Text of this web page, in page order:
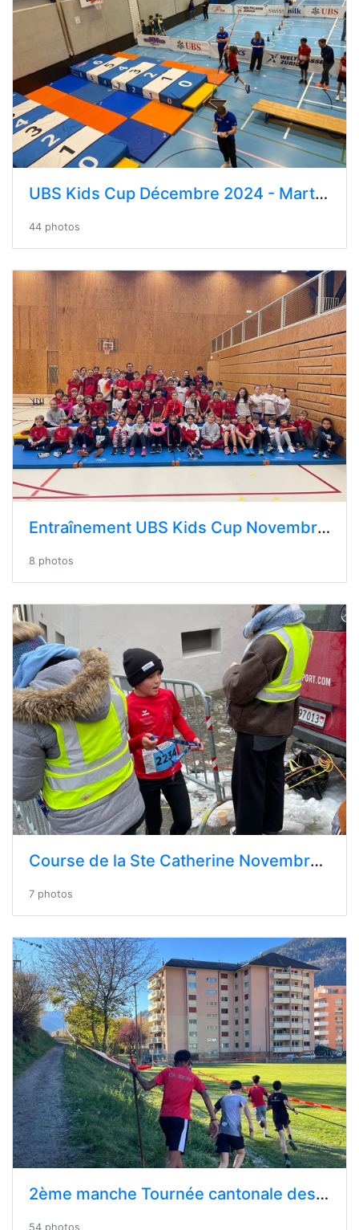
UBS Kids Cup Décembre 2024 - Martigny
44 photos
Entraînement UBS Kids Cup Novembre 2024 - Sion
8 photos
Course de la Ste Catherine Novembre 2024 - Saillon
7 photos
2ème manche Tournée cantonale des cross Novembre 2024 - Naters
54 photos